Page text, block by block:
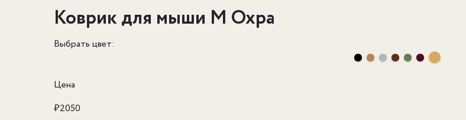
Коврик для мыши M Охра
Выбрать цвет:
Цена
₽2050